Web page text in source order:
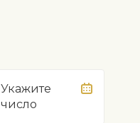
Укажите
число